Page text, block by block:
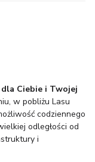
Ciebie i Twojej
w pobliżu Lasu
codziennego
odległości od
i